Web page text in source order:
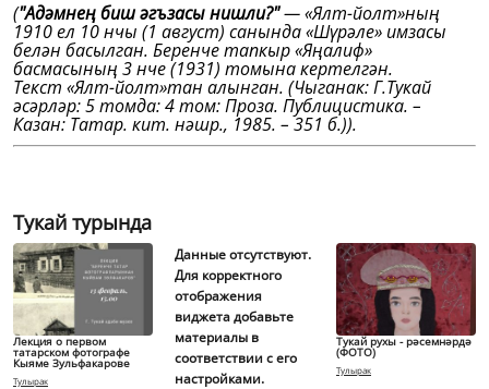
("Адәмнең биш әгъзасы нишли?"— «Ялт-йолт»ның
1910 ел 10 нчы (1 август) санында «Шүрәле» имзасы
белән басылган. Беренче тапкыр «Яңалиф»
басмасының 3 нче (1931) томына кертелгән.
Текст «Ялт-йолт»тан алынган. (Чыганак: Г.Тукай
әсәрләр: 5 томда: 4 том: Проза. Публицистика. –
Казан: Татар. кит. нәшр., 1985. – 351 б.)).
Тукай турында
Лекция о первом
татарском фотографе
Кыяме Зульфакарове
Тулырак
Данные отсутствуют.
Для корректного
отображения
виджета добавьте
материалы в
соответствии с его
настройками.
Тукай рухы - рәсемнәрдә
(ФОТО)
Тулырак